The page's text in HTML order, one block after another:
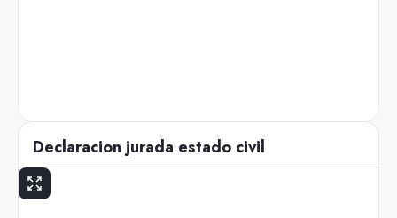
Declaracion jurada estado civil